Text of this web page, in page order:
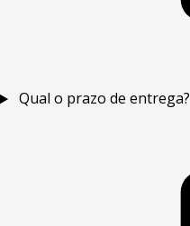
Qual o prazo de entrega?